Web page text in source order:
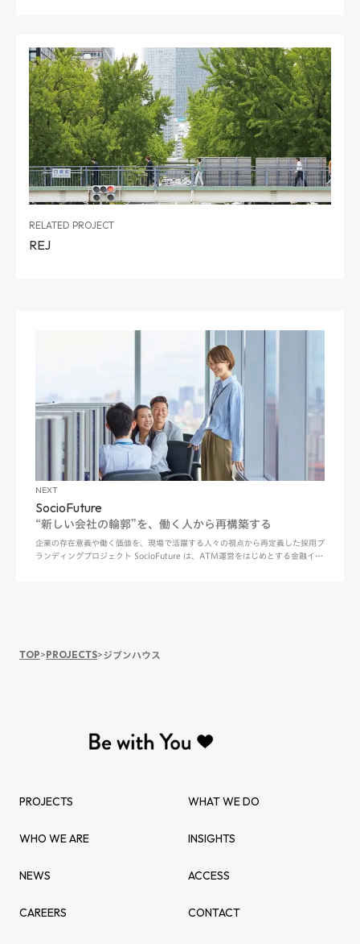
RELATED PROJECT
REJ
NEXT
SocioFuture
“新しい会社の輪郭”を、働く人から再構築する
企業の存在意義や働く価値を、現場で活躍する人々の視点から再定義した採用ブ
ランディングプロジェクト SocioFuture は、ATM運営をはじめとする金融イン
TOP>PROJECTS>ジブンハウス
PROJECTS WHAT WE DO
WHO WE ARE INSIGHTS
NEWS ACCESS
CAREERS CONTACT